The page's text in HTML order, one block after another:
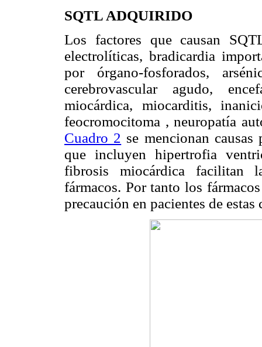
SQTL ADQUIRIDO
Los factores que causan
electrolíticas, bradicardia
por órgano-fosforados,
cerebrovascular agudo,
miocárdica, miocarditis,
feocromocitoma , neuropatía
Cuadro 2 se mencionan
que incluyen hipertrofia
fibrosis miocárdica facilitan
fármacos. Por tanto los
precaución en pacientes de estas